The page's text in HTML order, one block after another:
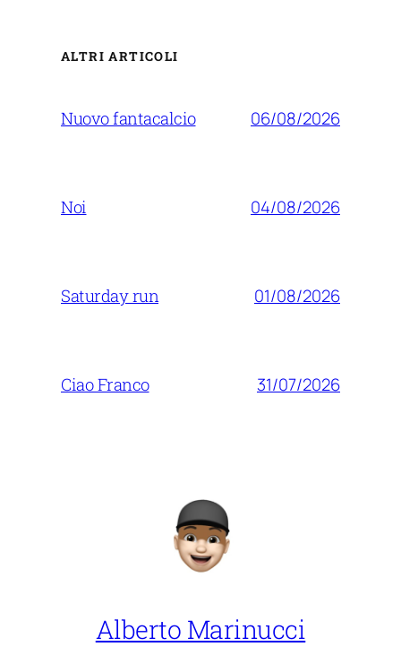
ALTRI ARTICOLI
Nuovo fantacalcio 06/08/2026
Noi 04/08/2026
Saturday run 01/08/2026
Ciao Franco 31/07/2026
Alberto Marinucci